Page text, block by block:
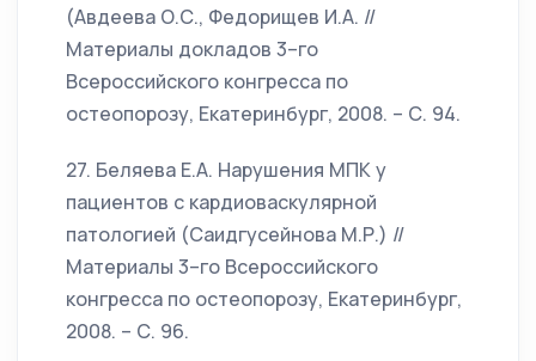
(Авдеева О.С., Федорищев И.А. //
Материалы докладов 3–го
Всероссийского конгресса по
остеопорозу, Екатеринбург, 2008. – С. 94.
27. Беляева Е.А. Нарушения МПК у
пациентов с кардиоваскулярной
патологией (Саидгусейнова М.Р.) //
Материалы 3–го Всероссийского
конгресса по остеопорозу, Екатеринбург,
2008. – С. 96.